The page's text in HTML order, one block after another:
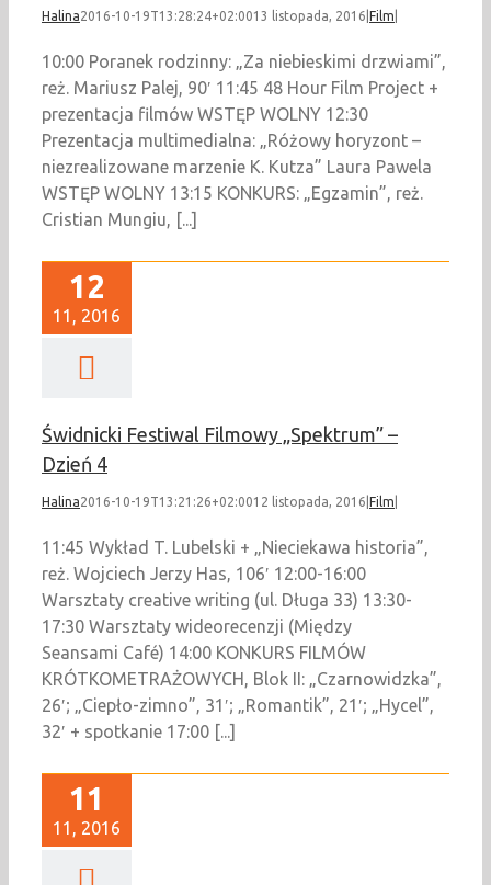
Halina2016-10-19T13:28:24+02:0013 listopada, 2016 Film
10:00 Poranek rodzinny: „Za niebieskimi drzwiami”,
reż. Mariusz Palej, 90′ 11:45 48 Hour Film Project +
prezentacja filmów WSTĘP WOLNY 12:30
Prezentacja multimedialna: „Różowy horyzont –
niezrealizowane marzenie K. Kutza” Laura Pawela
WSTĘP WOLNY 13:15 KONKURS: „Egzamin”, reż.
Cristian Mungiu, [...]
12
11, 2016
Świdnicki Festiwal Filmowy „Spektrum” –
Dzień 4
Halina2016-10-19T13:21:26+02:0012 listopada, 2016 Film
11:45 Wykład T. Lubelski + „Nieciekawa historia”,
reż. Wojciech Jerzy Has, 106′ 12:00-16:00
Warsztaty creative writing (ul. Długa 33) 13:30-
17:30 Warsztaty wideorecenzji (Między
Seansami Café) 14:00 KONKURS FILMÓW
KRÓTKOMETRAŻOWYCH, Blok II: „Czarnowidzka”,
26′; „Ciepło-zimno”, 31′; „Romantik”, 21′; „Hycel”,
32′ + spotkanie 17:00 [...]
11
11, 2016